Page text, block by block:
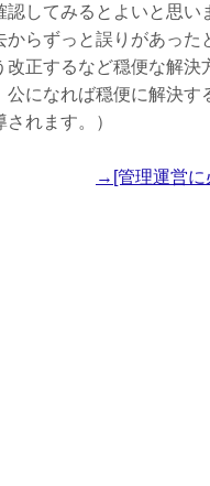
してみるとよいと思
らずっと誤りがあっ
正するなど穏便な解
になれば穏便に解決
れます。）
→[管理運営に